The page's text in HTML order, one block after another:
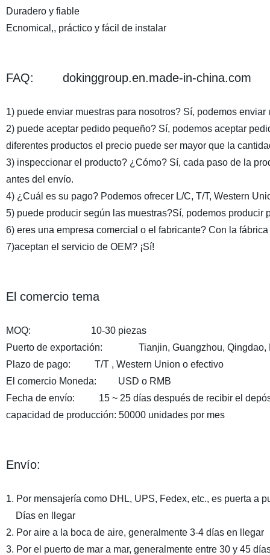
Duradero y fiable
Ecnomical,, práctico y fácil de instalar
FAQ: dokinggroup.en.made-in-china.com
1) puede enviar muestras para nosotros? Sí, podemos
2) puede aceptar pedido pequeño? Sí, podemos aceptar
diferentes productos el precio puede ser mayor que la
3) inspeccionar el producto? ¿Cómo? Sí, cada paso de la
antes del envío.
4) ¿Cuál es su pago? Podemos ofrecer L/C, T/T, Western
5) puede producir según las muestras?Sí, podemos
6) eres una empresa comercial o el fabricante? Con la
7)aceptan el servicio de OEM? ¡Sí!
El comercio tema
MOQ: 10-30 piezas
Puerto de exportación: Tianjin, Guangzhou, Qingdao,
Plazo de pago: T/T , Western Union o efectivo
El comercio Moneda: USD o RMB
Fecha de envío: 15 ~ 25 días después de recibir el
capacidad de producción: 50000 unidades por mes
Envío:
1. Por mensajería como DHL, UPS, Fedex, etc., es puerta a
Días en llegar
2. Por aire a la boca de aire, generalmente 3-4 días en llegar
3. Por el puerto de mar a mar, generalmente entre 30 y 45